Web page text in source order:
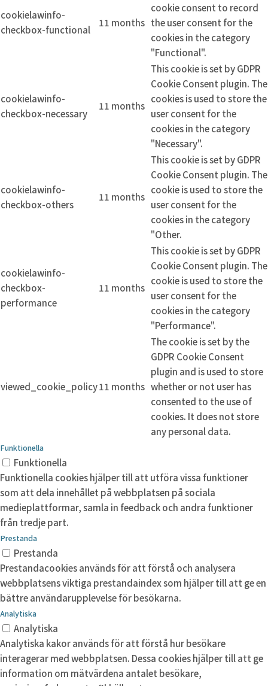
cookielawinfo-
checkbox-functional
11 months
cookie consent to record
the user consent for the
cookies in the category
"Functional".
cookielawinfo-
checkbox-necessary
11 months
This cookie is set by GDPR
Cookie Consent plugin. The
cookies is used to store the
user consent for the
cookies in the category
"Necessary".
cookielawinfo-
checkbox-others
11 months
This cookie is set by GDPR
Cookie Consent plugin. The
cookie is used to store the
user consent for the
cookies in the category
"Other.
cookielawinfo-
checkbox-
performance
11 months
This cookie is set by GDPR
Cookie Consent plugin. The
cookie is used to store the
user consent for the
cookies in the category
"Performance".
viewed_cookie_policy11 months
The cookie is set by the
GDPR Cookie Consent
plugin and is used to store
whether or not user has
consented to the use of
cookies. It does not store
any personal data.
Funktionella
Funktionella
Funktionella cookies hjälper till att utföra vissa funktioner
som att dela innehållet på webbplatsen på sociala
medieplattformar, samla in feedback och andra funktioner
från tredje part.
Prestanda
Prestanda
Prestandacookies används för att förstå och analysera
webbplatsens viktiga prestandaindex som hjälper till att ge en
bättre användarupplevelse för besökarna.
Analytiska
Analytiska
Analytiska kakor används för att förstå hur besökare
interagerar med webbplatsen. Dessa cookies hjälper till att ge
information om mätvärdena antalet besökare,